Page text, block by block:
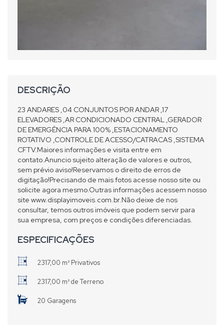
DESCRIÇÃO
23 ANDARES ,04 CONJUNTOS POR ANDAR ,17
ELEVADORES ,AR CONDICIONADO CENTRAL ,GERADOR
DE EMERGÊNCIA PARA 100% ,ESTACIONAMENTO
ROTATIVO ,CONTROLE DE ACESSO/CATRACAS ,SISTEMA
CFTV.Maiores informações e visita entre em
contato.Anuncio sujeito alteração de valores e outros,
sem prévio aviso!Reservamos o direito de erros de
digitação!Precisando de mais fotos acesse nosso site ou
solicite agora mesmo.Outras informações acessem nosso
site www.displayimoveis.com.br.Não deixe de nos
consultar, temos outros imóveis que podem servir para
sua empresa, com preços e condições diferenciadas.
ESPECIFICAÇÕES
2317,00 m² Privativos
2317,00 m² de Terreno
20 Garagens